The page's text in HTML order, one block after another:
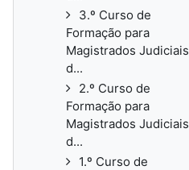
3.º Curso de
Formação para
Magistrados Judiciais
d...
2.º Curso de
Formação para
Magistrados Judiciais
d...
1.º Curso de